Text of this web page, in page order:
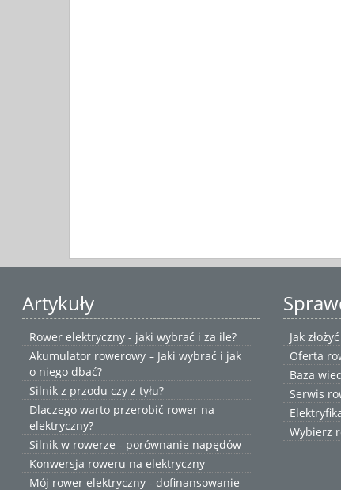
Artykuły
Rower elektryczny - jaki wybrać i za ile?
Akumulator rowerowy – Jaki wybrać i jak
o niego dbać?
Silnik z przodu czy z tyłu?
Dlaczego warto przerobić rower na
elektryczny?
Silnik w rowerze - porównanie napędów
Konwersja roweru na elektryczny
Mój rower elektryczny - dofinansowanie
Jak
Oferta
Baza
Serwis
Wybierz